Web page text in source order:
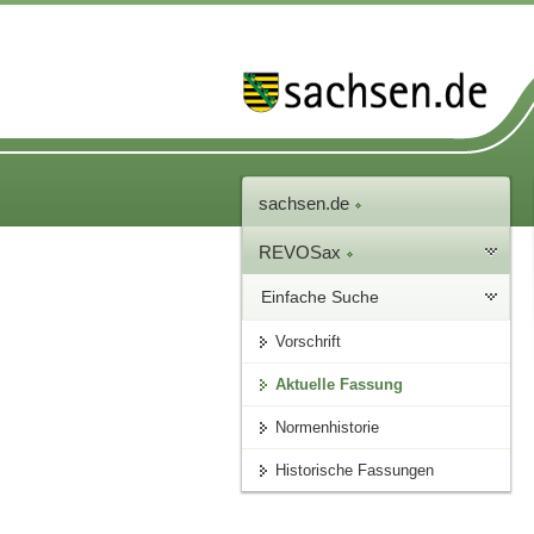
sachsen.de
REVOSax
Einfache Suche
Vorschrift
Aktuelle Fassung
Normenhistorie
Historische Fassungen